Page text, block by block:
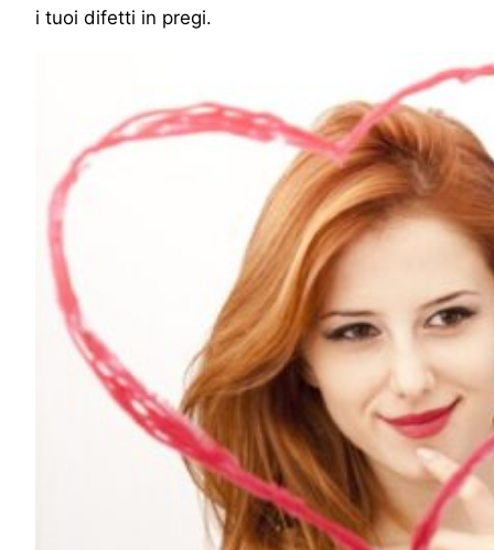
i tuoi difetti in pregi.